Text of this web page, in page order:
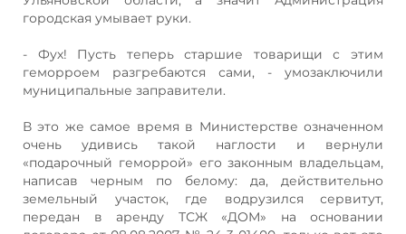
городская умывает руки.
- Фух! Пусть теперь старшие товарищи с этим
геморроем разгребаются сами, - умозаключили
муниципальные заправители.
В это же самое время в Министерстве означенном
очень удивись такой наглости и вернули
«подарочный геморрой» его законным владельцам,
написав черным по белому: да, действительно
земельный участок, где водрузился сервитут,
передан в аренду ТСЖ «ДОМ» на основании